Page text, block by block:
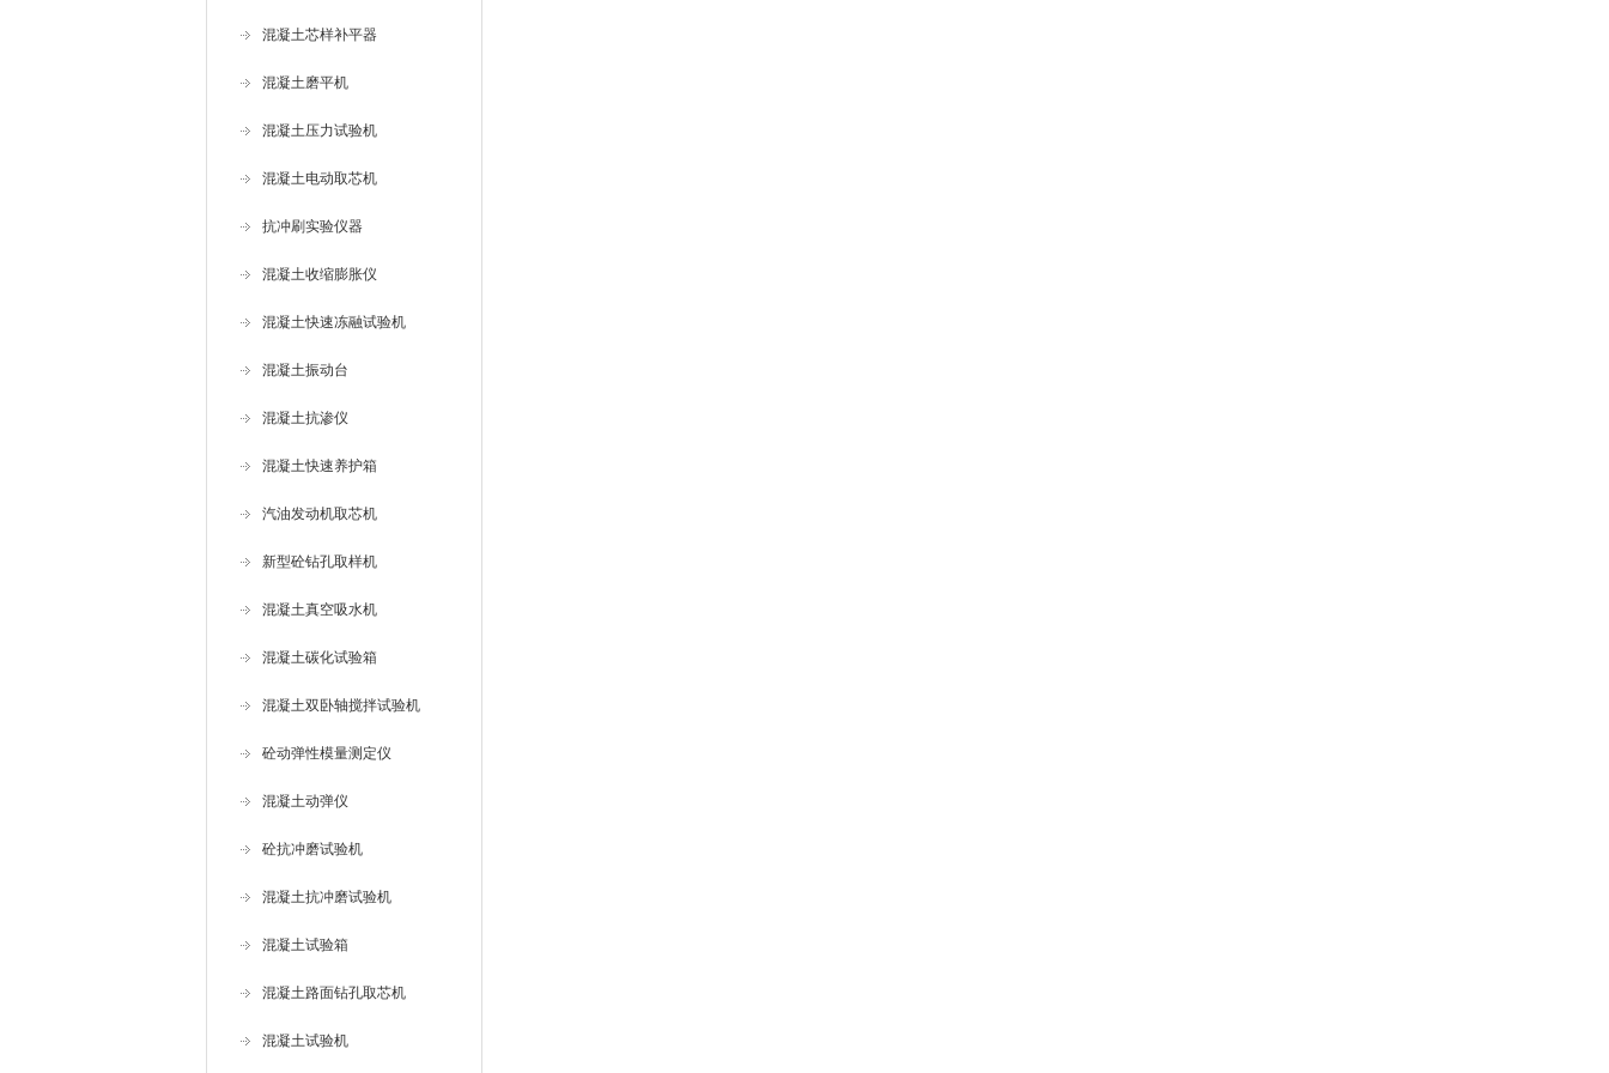
混凝土芯样补平器
混凝土磨平机
混凝土压力试验机
混凝土电动取芯机
抗冲刷实验仪器
混凝土收缩膨胀仪
混凝土快速冻融试验机
混凝土振动台
混凝土抗渗仪
混凝土快速养护箱
汽油发动机取芯机
新型砼钻孔取样机
混凝土真空吸水机
混凝土碳化试验箱
混凝土双卧轴搅拌试验机
砼动弹性模量测定仪
混凝土动弹仪
砼抗冲磨试验机
混凝土抗冲磨试验机
混凝土试验箱
混凝土路面钻孔取芯机
混凝土试验机